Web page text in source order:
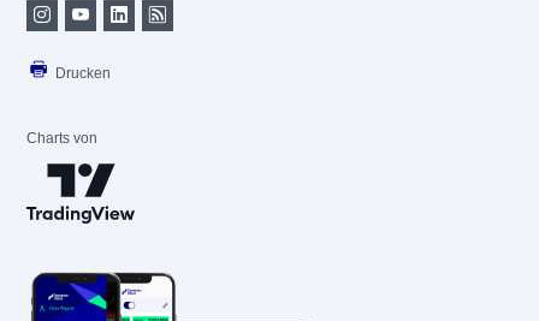
Drucken
Charts von